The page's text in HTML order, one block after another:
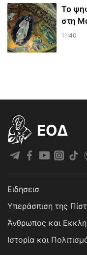
Το
στη
11:40
EOΔ
Ειδησεισ
Υπεράσπιση της
Άνθρωπος και
Ιστορία και